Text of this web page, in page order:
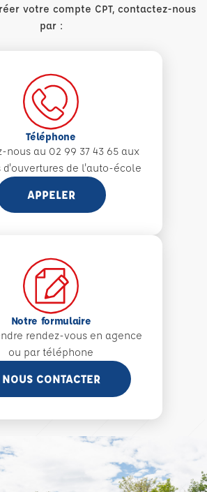
votre compte CPT, contactez-nous
par :
Téléphone
nous au 02 99 37 43 65 aux
d'ouvertures de l'auto-école
APPELER
Notre formulaire
rendez-vous en agence
ou par téléphone
NOUS CONTACTER